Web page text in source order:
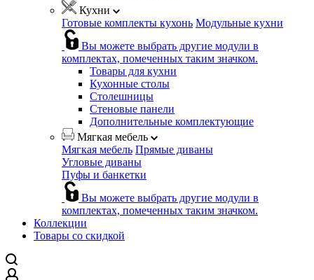
Кухни
Готовые комплекты кухонь Модульные кухни
Вы можете выбрать другие модули в
комплектах, помеченных таким значком.
Товары для кухни
Кухонные столы
Столешницы
Стеновые панели
Дополнительные комплектующие
Мягкая мебель
Мягкая мебель Прямые диваны
Угловые диваны
Пуфы и банкетки
Вы можете выбрать другие модули в
комплектах, помеченных таким значком.
Коллекции
Товары со скидкой